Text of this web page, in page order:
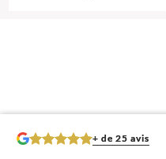
+ de 25 avis